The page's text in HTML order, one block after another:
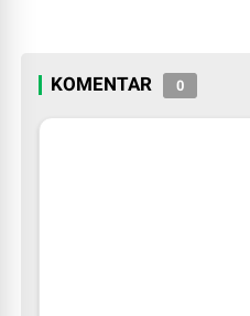
KOMENTAR 0